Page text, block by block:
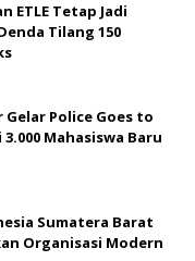
ETLE Tetap Jadi
Tilang 150
Police Goes to
Mahasiswa Baru
Sumatera Barat
Organisasi Modern